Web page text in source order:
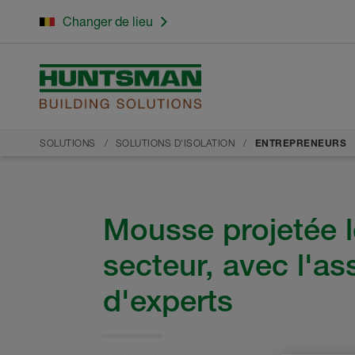
SOLUTIONS SOLUTIONS D'ISOLATION ENTREPRENEURS
Mousse projetée
secteur, avec
d'experts
Changer de lieu